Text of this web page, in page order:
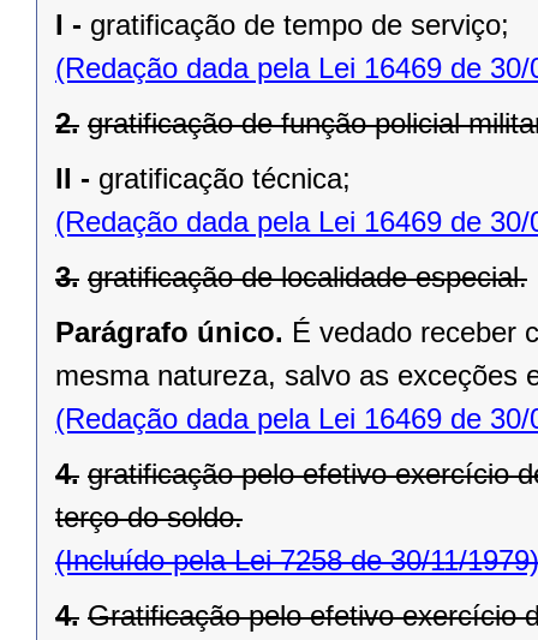
I - gratificação de tempo de serviço;
(Redação dada pela Lei 16469 de 30/
2. gratificação de função policial
II - gratificação técnica;
(Redação dada pela Lei 16469 de 30/
3. gratificação de localidade especial.
Parágrafo único. É vedado receber
mesma natureza, salvo as exceções
(Redação dada pela Lei 16469 de 30/
4. gratificação pelo efetivo exercício
terço do soldo.
(Incluído pela Lei 7258 de 30/11/1979)
4. Gratificação pelo efetivo exercício